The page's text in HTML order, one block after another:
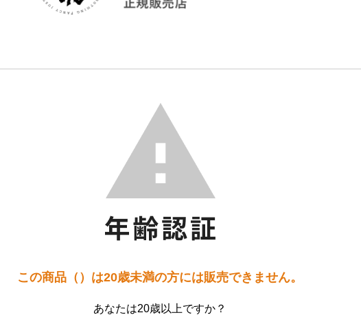
この商品（）は20歳未満の方には販売できません。
あなたは20歳以上ですか？